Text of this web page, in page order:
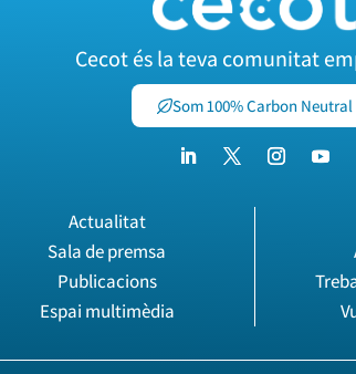
Cecot és la teva comunitat
Som 100% Carbon Neutral
Actualitat
Sala de premsa
Publicacions
Espai multimèdia